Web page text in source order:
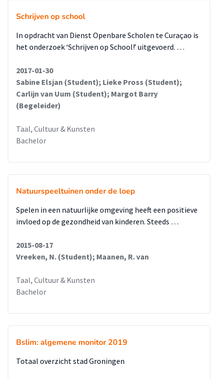
Schrijven op school
In opdracht van Dienst Openbare Scholen te Curaçao is
het onderzoek ‘Schrijven op School!’ uitgevoerd. …
2017-01-30
Sabine Elsjan (Student); Lieke Pross (Student);
Carlijn van Uum (Student); Margot Barry
(Begeleider)
Taal, Cultuur & Kunsten
Bachelor
Natuurspeeltuinen onder de loep
Spelen in een natuurlijke omgeving heeft een positieve
invloed op de gezondheid van kinderen. Steeds …
2015-08-17
Vreeken, N. (Student); Maanen, R. van
Taal, Cultuur & Kunsten
Bachelor
Bslim: algemene monitor 2019
Totaal overzicht stad Groningen